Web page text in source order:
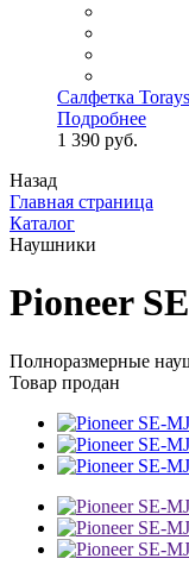
Салфетка
Подробнее
1 390 руб.
Назад
Главная страница
Каталог
Наушники
Pioneer
Полноразмерные
Товар продан